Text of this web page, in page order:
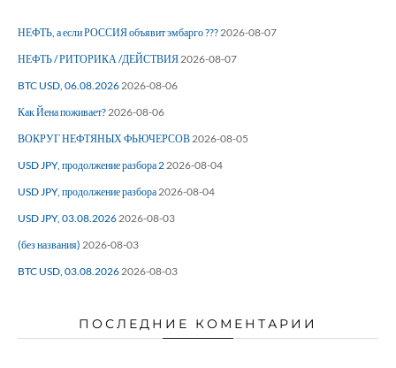
НЕФТЬ, а если РОССИЯ объявит эмбарго ??? 2026-08-07
НЕФТЬ / РИТОРИКА /ДЕЙСТВИЯ 2026-08-07
BTC USD, 06.08.2026 2026-08-06
Как Йена поживает? 2026-08-06
ВОКРУГ НЕФТЯНЫХ ФЬЮЧЕРСОВ 2026-08-05
USD JPY, продолжение разбора 2 2026-08-04
USD JPY, продолжение разбора 2026-08-04
USD JPY, 03.08.2026 2026-08-03
(без названия) 2026-08-03
BTC USD, 03.08.2026 2026-08-03
ПОСЛЕДНИЕ КОМЕНТАРИИ